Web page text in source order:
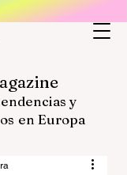
y
en Europa